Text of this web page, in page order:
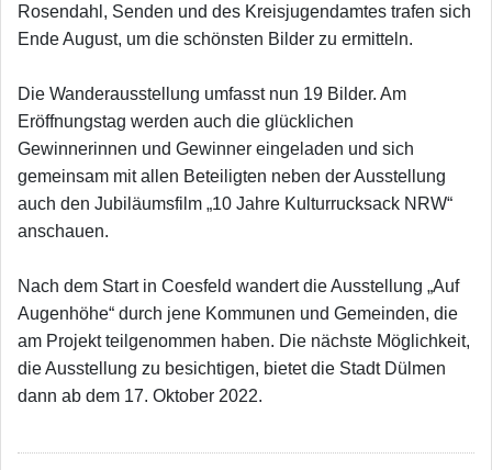
Rosendahl, Senden und des Kreisjugendamtes trafen sich
Ende August, um die schönsten Bilder zu ermitteln.
Die Wanderausstellung umfasst nun 19 Bilder. Am
Eröffnungstag werden auch die glücklichen
Gewinnerinnen und Gewinner eingeladen und sich
gemeinsam mit allen Beteiligten neben der Ausstellung
auch den Jubiläumsfilm „10 Jahre Kulturrucksack NRW“
anschauen.
Nach dem Start in Coesfeld wandert die Ausstellung „Auf
Augenhöhe“ durch jene Kommunen und Gemeinden, die
am Projekt teilgenommen haben. Die nächste Möglichkeit,
die Ausstellung zu besichtigen, bietet die Stadt Dülmen
dann ab dem 17. Oktober 2022.